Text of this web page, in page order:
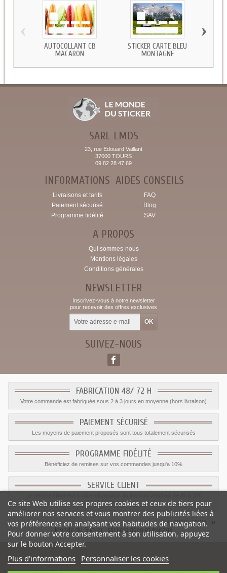
AUTOCOLLANT CB
MACARON
STICKER CARTE BLEU
MONTAGNE
‹ ›
SARL LMDS
23, rue Edouard Vaillant
37000 TOURS
09 82 28 47 69
INFORMATIONS
Livraisons et tarifs
Paiement sécurisé
Programme fidélité
AIDES CONSEILS
FAQ
Blog
SAV
A PROPOS
Qui sommes-nous
Mentions légales
Conditions générales
NEWSLETTER
Inscrivez-vous à notre newsletter
pour recevoir des offres exclusives
SUIVEZ-NOUS
FABRICATION 48/ 72 H
Votre commande est fabriquée sous 2 à 3 jours en moyenne (hors livraison)
PAIEMENT SÉCURISÉ
Les moyens de paiement proposés sont tous totalement sécurisés
PROGRAMME FIDÉLITÉ
Bénéficiez de remises sur vos commandes jusqu'a 10%
SERVICE CLIENT
09.82.28.47.69.
© 2012 - 2026 Le
Monde du Sticker :
stickers déco et muraux
Ce site Web utilise ses propres cookies et ceux de tiers pour
améliorer nos services et vous montrer des publicités liées à
vos préférences en analysant vos habitudes de navigation.
Pour donner votre consentement à son utilisation, appuyez
sur le bouton Accepter.
Plus d'informations Personnaliser les cookies